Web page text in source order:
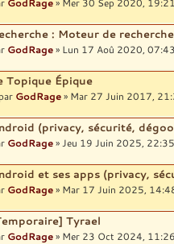
: Moteur de recherche
GodRage» Lun 17 Aoû 2020, 07:43
Topique Épique
par GodRage» Mar 27 Juin 2017,
(privacy, sécurité,
GodRage» Jeu 19 Juin 2025, 22:35
et ses apps (privacy,
GodRage» Mar 17 Juin 2025,
Tyrael
GodRage» Mer 23 Oct 2024, 11:26